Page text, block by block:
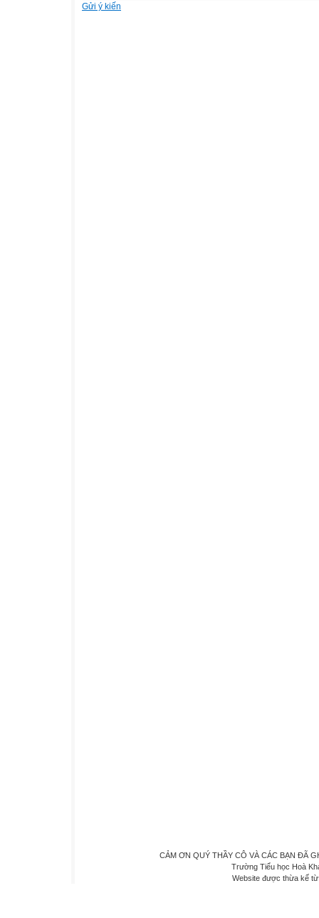
Gửi ý kiến
CẢM ƠN QUÝ THẦY CÔ VÀ CÁC BẠN ĐÃ
Trường Tiểu học Hoà
Website được thừa kế